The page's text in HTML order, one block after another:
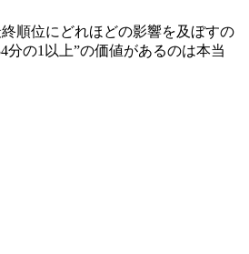
順位にどれほどの影響を及ぼすの
分の1以上”の価値があるのは本当